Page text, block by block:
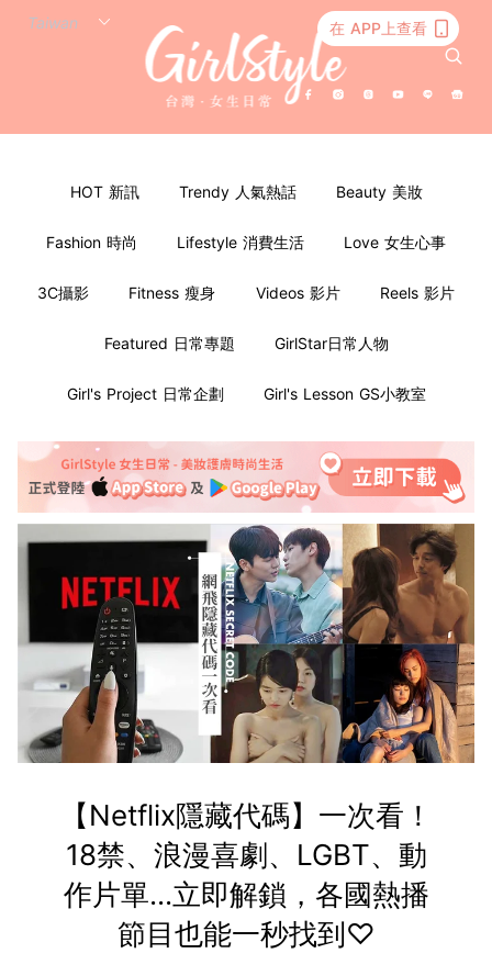
在 APP上查看
HOT 新訊 Trendy 人氣熱話 Beauty 美妝
Fashion 時尚 Lifestyle 消費生活 Love 女生心事
3C攝影 Fitness 瘦身 Videos 影片 Reels 影片
Featured 日常專題 GirlStar日常人物
Girl's Project 日常企劃 Girl's Lesson GS小教室
【Netflix隱藏代碼】一次看！
18禁、浪漫喜劇、LGBT、動
作片單...立即解鎖，各國熱播
節目也能一秒找到♡